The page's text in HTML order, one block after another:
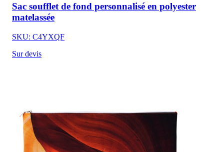
Sac soufflet de fond personnalisé en polyester
matelassée
SKU: C4YXQF
Sur devis